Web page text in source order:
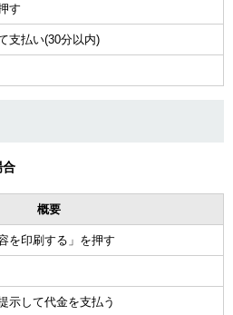
す
支払い(30分以内)
合
概要
を印刷する」を押す
示して代金を支払う